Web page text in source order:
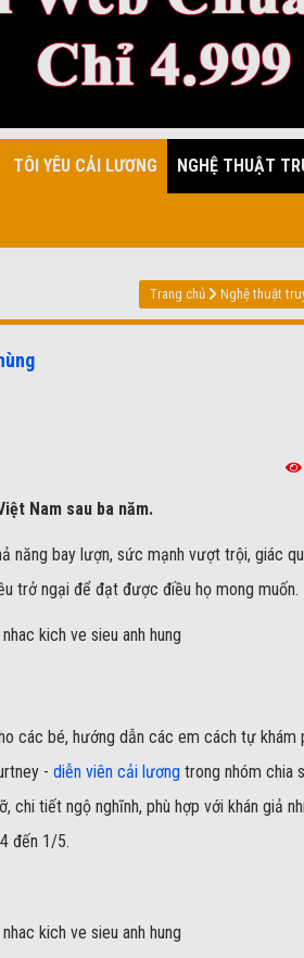
TÔI YÊU CẢI LƯƠNG NGHỆ THUẬT
Trang chủ Nghệ thuật
Nam sau ba năm.
năng bay lượn, sức mạnh vượt trội, giác
trở ngại để đạt được điều họ mong muốn.
các bé, hướng dẫn các em cách tự khám
- diễn viên cải lương trong nhóm chia
tiết ngộ nghĩnh, phù hợp với khán giả
đến 1/5.